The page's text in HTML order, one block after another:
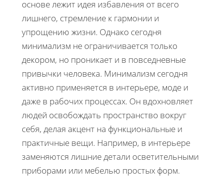
основе лежит идея избавления от всего
лишнего, стремление к гармонии и
упрощению жизни. Однако сегодня
минимализм не ограничивается только
декором, но проникает и в повседневные
привычки человека. Минимализм сегодня
активно применяется в интерьере, моде и
даже в рабочих процессах. Он вдохновляет
людей освобождать пространство вокруг
себя, делая акцент на функциональные и
практичные вещи. Например, в интерьере
заменяются лишние детали осветительными
приборами или мебелью простых форм.